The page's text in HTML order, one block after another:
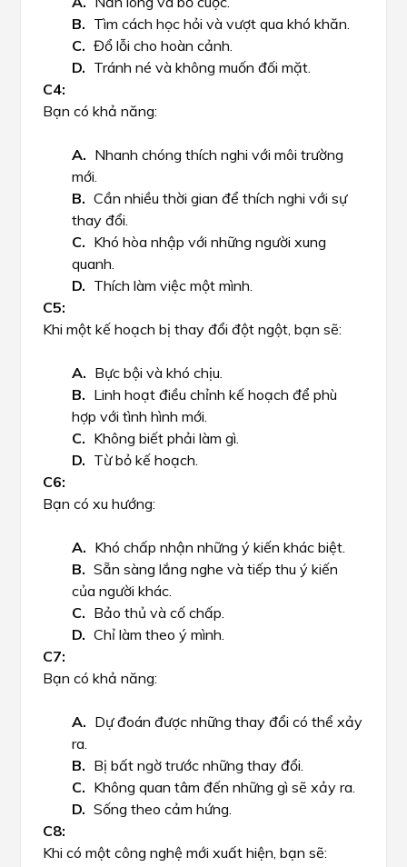
Tìm cách học hỏi và vượt qua khó khăn.
Đổ lỗi cho hoàn cảnh.
Tránh né và không muốn đối mặt.
Bạn có khả năng:
Nhanh chóng thích nghi với môi trường
mới.
Cần nhiều thời gian để thích nghi với sự
thay đổi.
Khó hòa nhập với những người xung
quanh.
Thích làm việc một mình.
Khi một kế hoạch bị thay đổi đột ngột, bạn sẽ:
Bực bội và khó chịu.
Linh hoạt điều chỉnh kế hoạch để phù
hợp với tình hình mới.
Không biết phải làm gì.
Từ bỏ kế hoạch.
Bạn có xu hướng:
Khó chấp nhận những ý kiến khác biệt.
Sẵn sàng lắng nghe và tiếp thu ý kiến
của người khác.
Bảo thủ và cố chấp.
Chỉ làm theo ý mình.
Bạn có khả năng:
Dự đoán được những thay đổi có thể xảy
ra.
Bị bất ngờ trước những thay đổi.
Không quan tâm đến những gì sẽ xảy ra.
Sống theo cảm hứng.
Khi có một công nghệ mới xuất hiện, bạn sẽ: